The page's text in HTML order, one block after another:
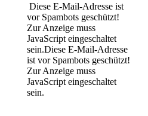
Diese E-Mail-Adresse ist
vor Spambots geschützt!
Zur Anzeige muss
JavaScript eingeschaltet
sein.Diese E-Mail-Adresse
ist vor Spambots geschützt!
Zur Anzeige muss
JavaScript eingeschaltet
sein.